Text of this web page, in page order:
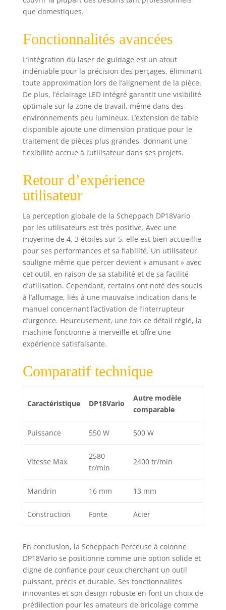
que domestiques.
Fonctionnalités avancées
L’intégration du laser de guidage est un atout
indéniable pour la précision des perçages, éliminant
toute approximation lors de l’alignement de la pièce.
De plus, l’éclairage LED intégré garantit une visibilité
optimale sur la zone de travail, même dans des
environnements peu lumineux. L’extension de table
disponible ajoute une dimension pratique pour le
traitement de pièces plus grandes, donnant une
flexibilité accrue à l’utilisateur dans ses projets.
Retour d’expérience
utilisateur
La perception globale de la Scheppach DP18Vario
par les utilisateurs est très positive. Avec une
moyenne de 4, 3 étoiles sur 5, elle est bien accueillie
pour ses performances et sa fiabilité. Un utilisateur
souligne même que percer devient « amusant » avec
cet outil, en raison de sa stabilité et de sa facilité
d’utilisation. Cependant, certains ont noté des soucis
à l’allumage, liés à une mauvaise indication dans le
manuel concernant l’activation de l’interrupteur
d’urgence. Heureusement, une fois ce détail réglé, la
machine fonctionne à merveille et offre une
expérience satisfaisante.
Comparatif technique
Caractéristique DP18Vario
Autre modèle
comparable
Puissance 550 W 500 W
Vitesse Max
2580
tr/min
2400 tr/min
Mandrin 16 mm 13 mm
Construction Fonte Acier
En conclusion, la Scheppach Perceuse à colonne
DP18Vario se positionne comme une option solide et
digne de confiance pour ceux cherchant un outil
puissant, précis et durable. Ses fonctionnalités
innovantes et son design robuste en font un choix de
prédilection pour les amateurs de bricolage comme